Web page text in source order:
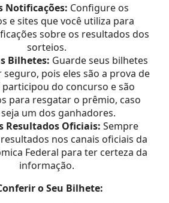
Notificações: Configure os
e sites que você utiliza para
sobre os resultados dos
sorteios.
Bilhetes: Guarde seus bilhetes
pois eles são a prova de
participou do concurso e são
para resgatar o prêmio, caso
um dos ganhadores.
Resultados Oficiais: Sempre
nos canais oficiais da
Federal para ter certeza da
informação.
o Seu Bilhete: